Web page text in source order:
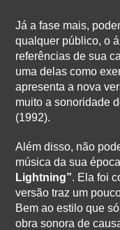
Já a fase mais,
qualquer público, o
referências de sua
uma delas como
apresenta a nova
muito a sonoridade
(1992).
Além disso, não
música da sua
Lightning”. Ela foi
versão traz um
Bem ao estilo que
obra sonora de